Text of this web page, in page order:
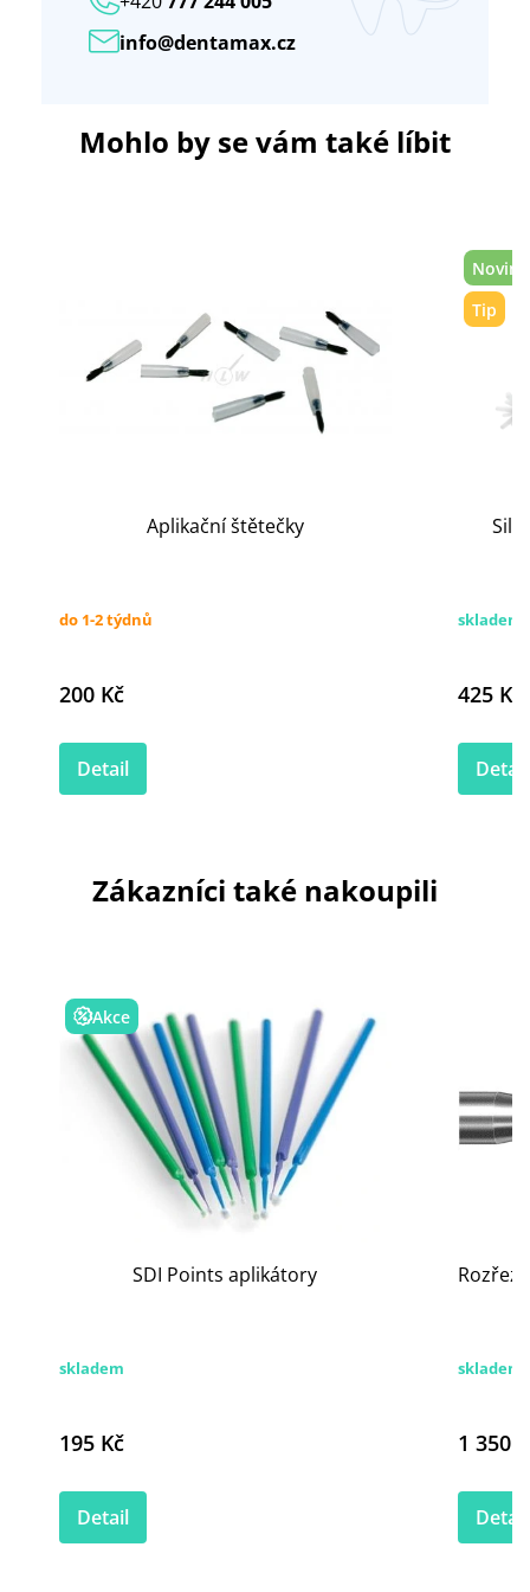
info@dentamax.cz
Mohlo by se vám také líbit
Aplikační štětečky
do 1-2 týdnů
200 Kč
Detail
Tip
skladem
425 Kč
Detail
Zákazníci také nakoupili
Akce
SDI Points aplikátory
skladem
195 Kč
Detail
skladem
1 350
Detail